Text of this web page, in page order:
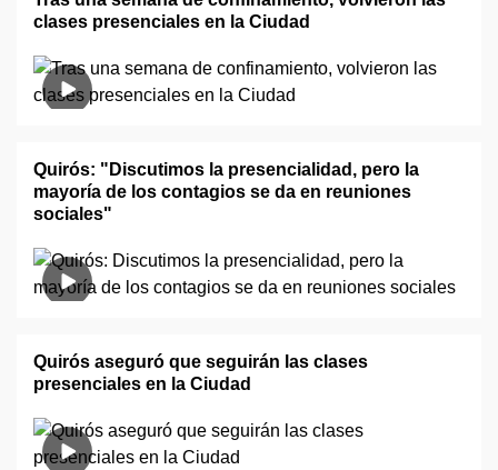
clases presenciales en la Ciudad
Quirós: "Discutimos la presencialidad, pero la
mayoría de los contagios se da en reuniones
sociales"
Quirós aseguró que seguirán las clases
presenciales en la Ciudad